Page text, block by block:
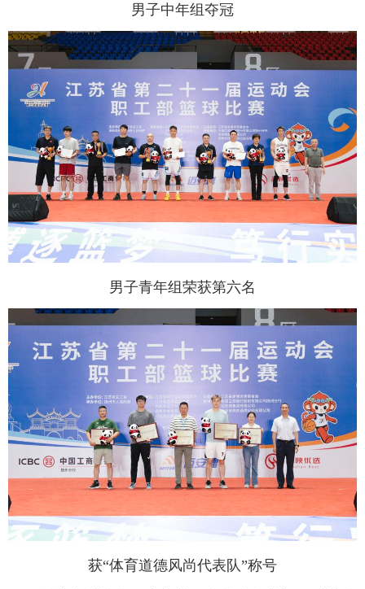
男子中年组夺冠
男子青年组荣获第六名
获“体育道德风尚代表队”称号